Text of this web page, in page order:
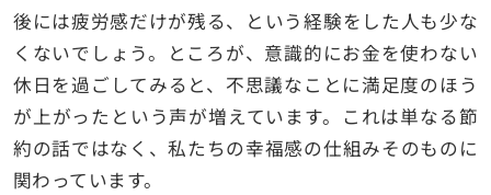
後には疲労感だけが残る、という経験をした人も少な
くないでしょう。ところが、意識的にお金を使わない
休日を過ごしてみると、不思議なことに満足度のほう
が上がったという声が増えています。これは単なる節
約の話ではなく、私たちの幸福感の仕組みそのものに
関わっています。